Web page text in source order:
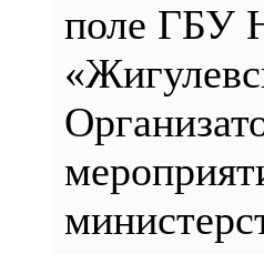
поле ГБУ